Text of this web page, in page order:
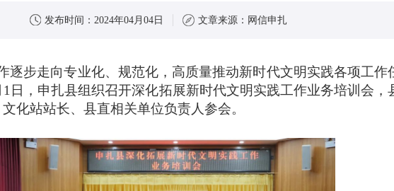
发布时间： 2024年04月04日 文章来源： 网信申扎
逐步走向专业化、规范化，高质量推动新时代文明实践各项工作
日，申扎县组织召开深化拓展新时代文明实践工作业务培训会，
化站站长、县直相关单位负责人参会。